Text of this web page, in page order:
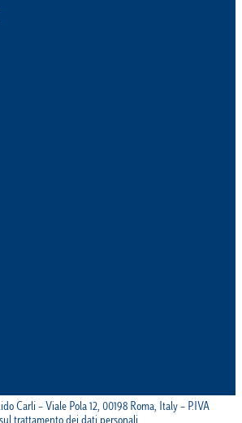
Carli – Viale Pola 12, 00198 Roma, Italy – P.IVA